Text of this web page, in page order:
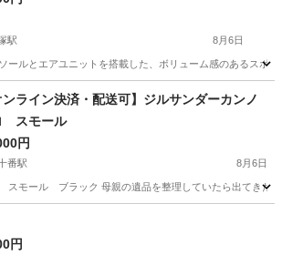
駅 8月6日
ールとエアユニットを搭載した、ボリューム感のあるスポ
赤塚駅 靴
ンライン決済・配送可】ジルサンダーカンノ
スモール
円
番駅 8月6日
モール ブラック 母親の遺品を整理していたら出てきた
番駅
円